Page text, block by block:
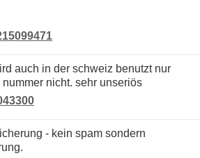
nicht. sehr unseriös